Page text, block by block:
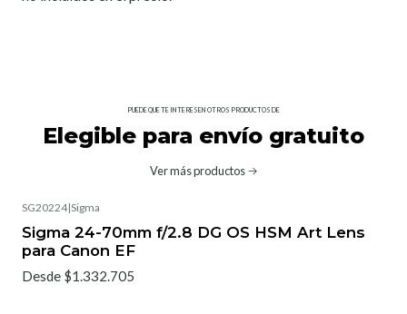
PUEDE QUE TE INTERESEN OTROS PRODUCTOS DE
Elegible para envío gratuito
Ver más productos
SG20224|Sigma
Sigma 24-70mm f/2.8 DG OS HSM Art Lens
para Canon EF
Desde $1.332.705